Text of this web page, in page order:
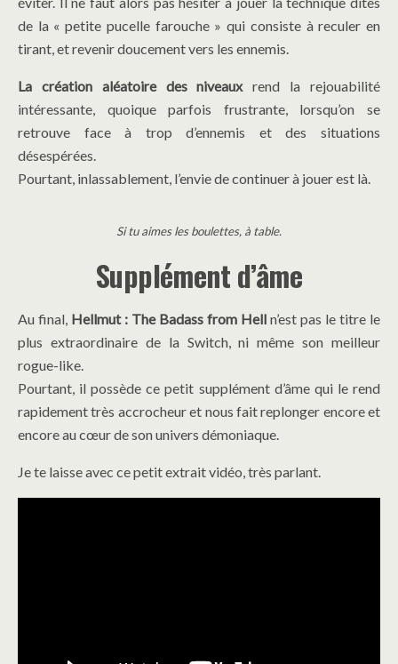
de la « petite pucelle farouche » qui consiste à reculer en
tirant, et revenir doucement vers les ennemis.
La création aléatoire des niveauxrend la rejouabilité
intéressante, quoique parfois frustrante, lorsqu’on se
retrouve face à trop d’ennemis et des situations
désespérées.
Pourtant, inlassablement, l’envie de continuer à jouer est là.
Si tu aimes les boulettes, à table.
Supplément d’âme
Au final, Hellmut : The Badass from Hell n’est pas le titre le
plus extraordinaire de la Switch, ni même son meilleur
rogue-like.
Pourtant, il possède ce petit supplément d’âme qui le rend
rapidement très accrocheur et nous fait replonger encore et
encore au cœur de son univers démoniaque.
Je te laisse avec ce petit extrait vidéo, très parlant.